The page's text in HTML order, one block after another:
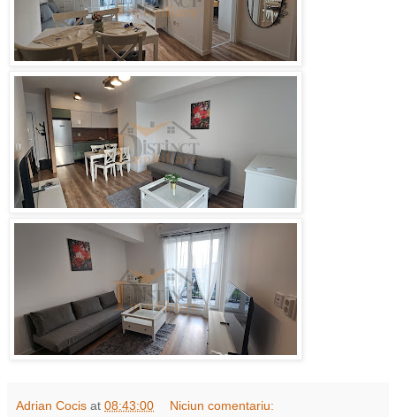
Adrian Cocis at 08:43:00 Niciun comentariu: